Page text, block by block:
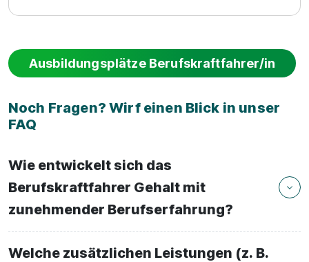
Ausbildungsplätze Berufskraftfahrer/in
Noch Fragen? Wirf einen Blick in unser
FAQ
Wie entwickelt sich das
Berufskraftfahrer Gehalt mit
zunehmender Berufserfahrung?
Welche zusätzlichen Leistungen (z. B.